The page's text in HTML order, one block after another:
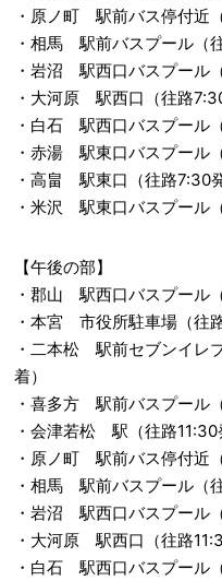
・原ノ町 駅前バス停付近
・相馬 駅前バスプール（
・岩沼 駅西口バスプール
・大河原 駅西口（往路
・白石 駅西口バスプール
・赤湯 駅東口バスプール
・高畠 駅東口（往路7:30
・米沢 駅東口バスプール
【午後の部】
・郡山 駅西口バスプール
・本宮 市役所駐車場（往
・二本松 駅前セブンイレ
着）
・喜多方 駅前バスプール
・会津若松 駅（往路
・原ノ町 駅前バス停付近
・相馬 駅前バスプール（
・岩沼 駅西口バスプール
・大河原 駅西口（往路
・白石 駅西口バスプール